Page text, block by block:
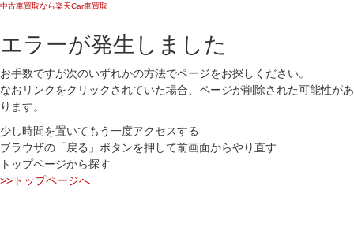
中古車買取なら楽天Car車買取
エラーが発生しました
お手数ですが次のいずれかの方法でページをお探しください。
なおリンクをクリックされていた場合、ページが削除された可能性があ
ります。
少し時間を置いてもう一度アクセスする
ブラウザの「戻る」ボタンを押して前画面からやり直す
トップページから探す
>>トップページへ